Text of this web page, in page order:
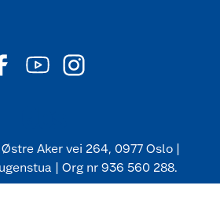
Aker vei 264, 0977 Oslo |
| Org nr 936 560 288.